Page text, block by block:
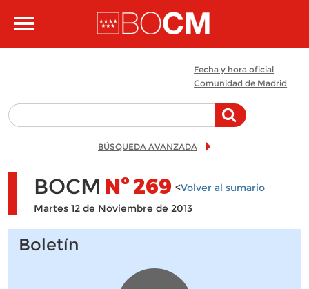
Toggle
Fecha y hora oficial
Comunidad de Madrid
BÚSQUEDA AVANZADA
BOCM Nº269 <Volver al sumario
Martes 12 de Noviembre de 2013
Boletín